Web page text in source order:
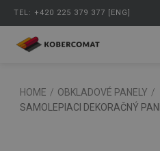
TEL: +420 225 379 377 [ENG]
HOME / OBKLADOVÉ PANELY /
SAMOLEPIACI DEKORAČNÝ